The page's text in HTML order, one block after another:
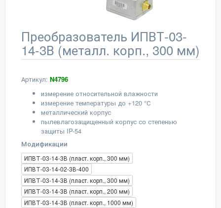
Преобразователь ИПВТ-03-
14-3В (металл. корп., 300 мм)
Артикул: N4796
измерение относительной влажности
измерение температуры до +120 °С
металлический корпус
пылевлагозащищенный корпус со степенью
защиты IP-54
Модификации
ИПВТ-03-14-3В (пласт. корп., 300 мм)
ИПВТ-03-14-02-3В-400
ИПВТ-03-14-3В (пласт. корп., 300 мм)
ИПВТ-03-14-3В (пласт. корп., 200 мм)
ИПВТ-03-14-3В (пласт. корп., 1000 мм)